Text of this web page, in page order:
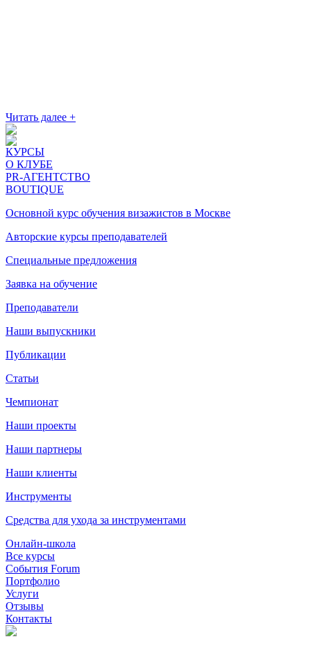
Читать далее +
КУРСЫ
О КЛУБЕ
PR-АГЕНТСТВО
BOUTIQUE
Основной курс обучения визажистов в Москве
Авторские курсы преподавателей
Специальные предложения
Заявка на обучение
Преподаватели
Наши выпускники
Публикации
Статьи
Чемпионат
Наши проекты
Наши партнеры
Наши клиенты
Инструменты
Средства для ухода за инструментами
Онлайн-школа
Все курсы
События Forum
Портфолио
Услуги
Отзывы
Контакты